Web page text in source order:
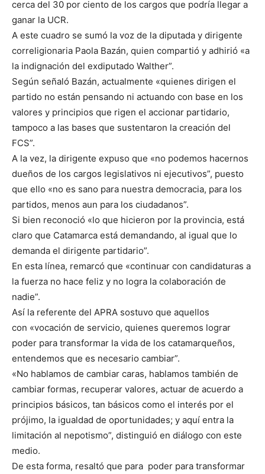
cerca del 30 por ciento de los cargos que podría llegar a
ganar la UCR.
A este cuadro se sumó la voz de la diputada y dirigente
correligionaria Paola Bazán, quien compartió y adhirió «a
la indignación del exdiputado Walther”.
Según señaló Bazán, actualmente «quienes dirigen el
partido no están pensando ni actuando con base en los
valores y principios que rigen el accionar partidario,
tampoco a las bases que sustentaron la creación del
FCS”.
A la vez, la dirigente expuso que «no podemos hacernos
dueños de los cargos legislativos ni ejecutivos”, puesto
que ello «no es sano para nuestra democracia, para los
partidos, menos aun para los ciudadanos”.
Si bien reconoció «lo que hicieron por la provincia, está
claro que Catamarca está demandando, al igual que lo
demanda el dirigente partidario”.
En esta línea, remarcó que «continuar con candidaturas a
la fuerza no hace feliz y no logra la colaboración de
nadie”.
Así la referente del APRA sostuvo que aquellos
con «vocación de servicio, quienes queremos lograr
poder para transformar la vida de los catamarqueños,
entendemos que es necesario cambiar”.
«No hablamos de cambiar caras, hablamos también de
cambiar formas, recuperar valores, actuar de acuerdo a
principios básicos, tan básicos como el interés por el
prójimo, la igualdad de oportunidades; y aquí entra la
limitación al nepotismo”, distinguió en diálogo con este
medio.
De esta forma, resaltó que para poder para transformar